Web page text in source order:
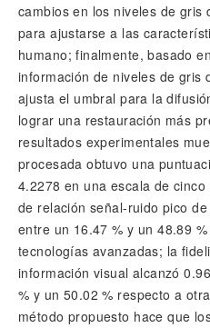
cambios en los niveles de gris
para ajustarse a las
humano; finalmente, basado
información de niveles de gris
ajusta el umbral para la
lograr una restauración más
resultados experimentales
procesada obtuvo una
4.2278 en una escala de
de relación señal-ruido pico
entre un 16.47 % y un 48.89
tecnologías avanzadas; la
información visual alcanzó
% y un 50.02 % respecto a
método propuesto hace que